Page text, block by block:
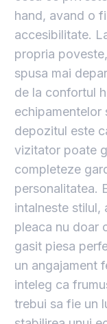
hand, avand o
accesibilitate.
propria
spusa mai
de la confortul
echipamentelor
depozitul este
vizitator poate
completeze
personalitatea.
intalneste stilul,
pleaca nu doar
gasit piesa
un angajament
inteleg ca
trebui sa fie un